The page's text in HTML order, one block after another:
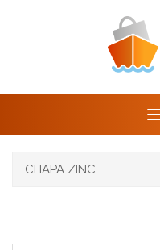
CHAPA ZINC